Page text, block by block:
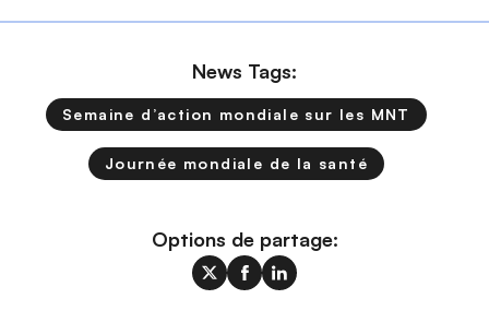
News Tags:
Semaine d’action mondiale sur les MNT
Journée mondiale de la santé
Options de partage: